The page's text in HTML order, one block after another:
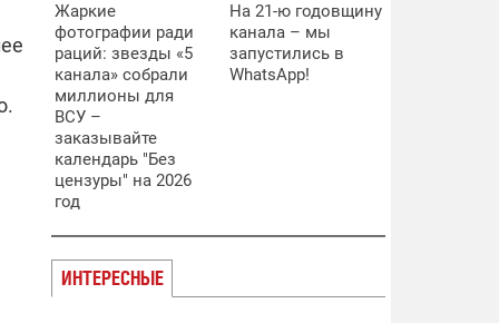
Жаркие
фотографии ради
раций: звезды «5
канала» собрали
миллионы для
ВСУ –
заказывайте
календарь "Без
цензуры" на 2026
год
На 21-ю годовщину
канала – мы
запустились в
WhatsApp!
ИНТЕРЕСНЫЕ